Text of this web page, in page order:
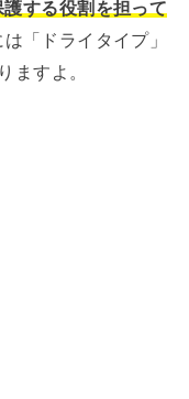
する役割を担って
「ドライタイプ」
ますよ。